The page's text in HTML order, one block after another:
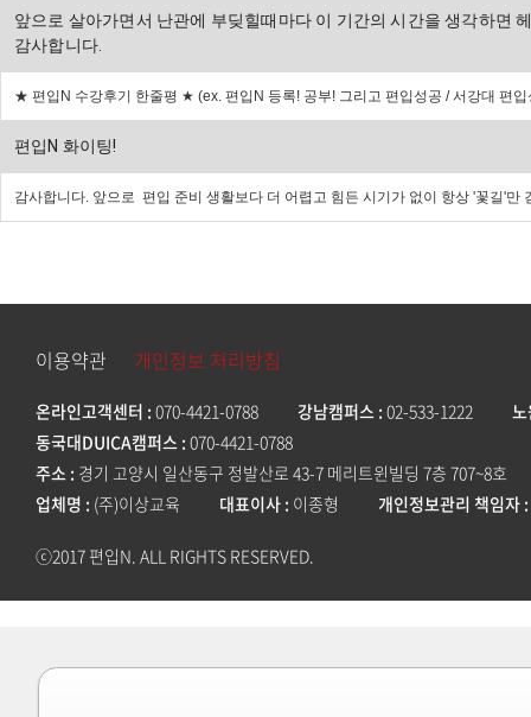
앞으로 살아가면서 난관에 부딪힐때마다 이 기간의 시간을 생각하면
감사합니다.
★ 편입N 수강후기 한줄평 ★ (ex. 편입N 등록! 공부! 그리고 편입성공 / 서강대 편
편입N 화이팅!
감사합니다. 앞으로 편입 준비 생활보다 더 어렵고 힘든 시기가 없이 항상 '꽃길'
이용약관 개인정보 처리방침
온라인고객센터 070-4421-0788 강남캠퍼스 02-533-1222
동국대DUICA캠퍼스 070-4421-0788
주소 경기 고양시 일산동구 정발산로 43-7 메리트윈빌딩 7층 707~8호
업체명 (주)이상교육 대표이사 이종형 개인정보관리 책임자
ⓒ2017 편입N. ALL RIGHTS RESERVED.